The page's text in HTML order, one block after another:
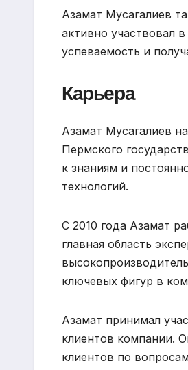
Азамат Мусагалиев
активно участвовал
успеваемость и
Карьера
Азамат Мусагалиев
Пермского
к знаниям и
технологий.
С 2010 года Азамат
главная область
ключевых фигур в
Азамат принимал
клиентов компании.
клиентов по